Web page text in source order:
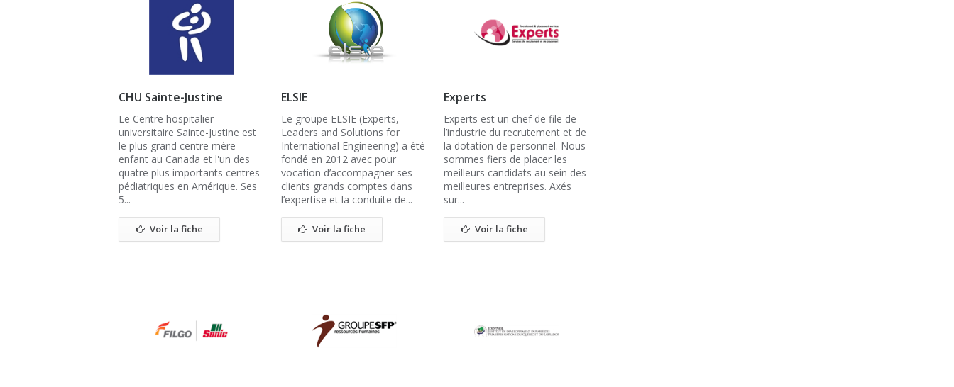
CHU Sainte-Justine
Le Centre hospitalier
universitaire Sainte-Justine est
le plus grand centre mère-
enfant au Canada et l'un des
quatre plus importants centres
pédiatriques en Amérique. Ses
5...
Voir la fiche
ELSIE
Le groupe ELSIE (Experts,
Leaders and Solutions for
International Engineering) a été
fondé en 2012 avec pour
vocation d’accompagner ses
clients grands comptes dans
l’expertise et la conduite de...
Voir la fiche
Experts
Experts est un chef de file de
l’industrie du recrutement et de
la dotation de personnel. Nous
sommes fiers de placer les
meilleurs candidats au sein des
meilleures entreprises. Axés
sur...
Voir la fiche